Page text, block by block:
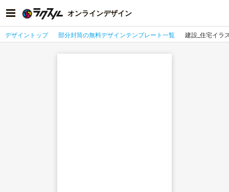
オンラインデザイン
デザイントップ 部分封筒の無料デザインテンプレート一覧 建設_住宅イラ